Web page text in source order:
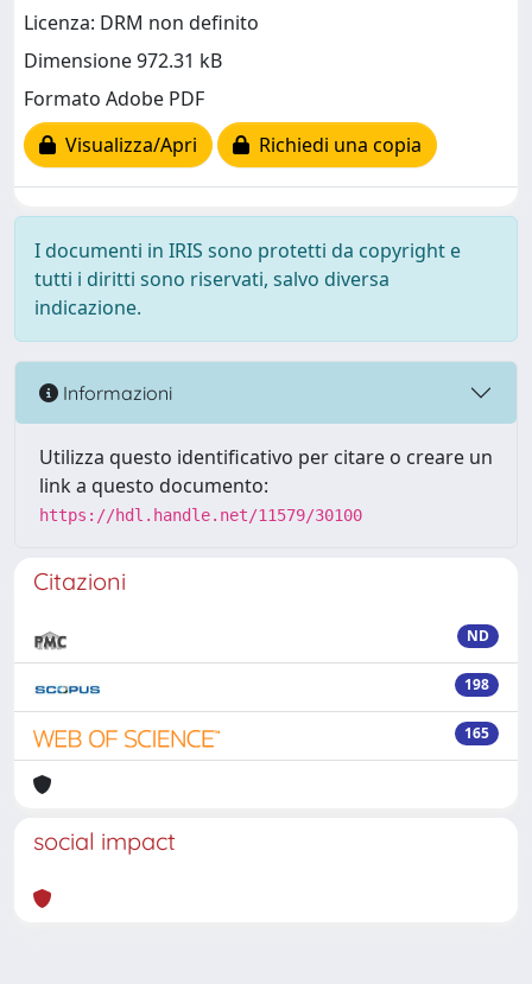
Licenza: DRM non definito
Dimensione 972.31 kB
Formato Adobe PDF
Visualizza/Apri
Richiedi una copia
I documenti in IRIS sono protetti da copyright e
tutti i diritti sono riservati, salvo diversa
indicazione.
Informazioni
Utilizza questo identificativo per citare o creare un
link a questo documento:
https://hdl.handle.net/11579/30100
Citazioni
ND
198
165
social impact